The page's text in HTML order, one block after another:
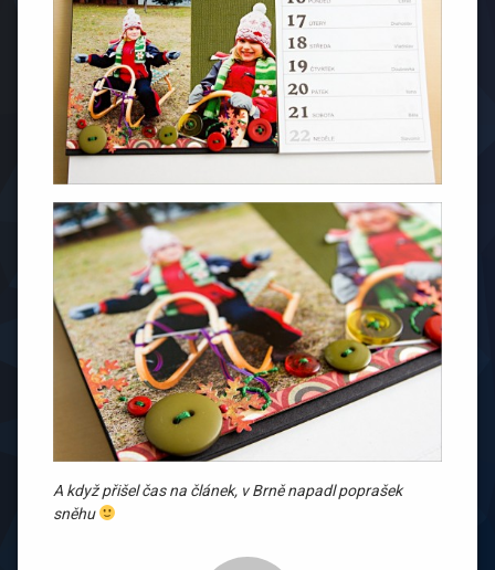
A když přišel čas na článek, v Brně napadl poprašek
sněhu